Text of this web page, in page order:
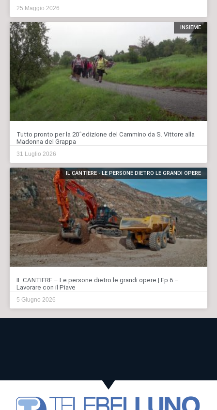
25 Maggio 2026
INSIEME
Tutto pronto per la 20ˆedizione del Cammino da S. Vittore alla
Madonna del Grappa
31 Luglio 2026
IL CANTIERE - LE PERSONE DIETRO LE GRANDI OPERE
IL CANTIERE – Le persone dietro le grandi opere | Ep.6 –
Lavorare con il Piave
5 Giugno 2026